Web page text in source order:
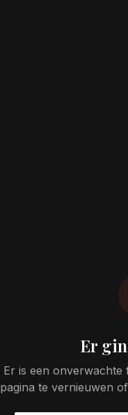
Er
Er is een
pagina te vernieuwen